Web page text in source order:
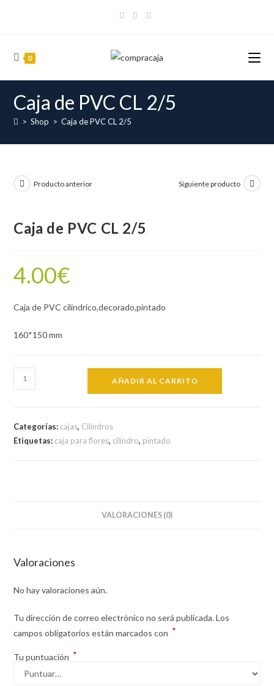
0
Caja de PVC CL 2/5
> Shop > Caja de PVC CL 2/5
Producto anterior Siguiente producto
Caja de PVC CL 2/5
4.00€
Caja de PVC cilindrico,decorado,pintado
160*150 mm
Caja
de
2/5
AÑADIR AL CARRITO
Categorías: cajas, Cilindros
Etiquetas: caja para flores, cilindro, pintado
VALORACIONES (0)
Valoraciones
No hay valoraciones aún.
Tu dirección de correo electrónico no será publicada. Los
campos obligatorios están marcados con *
Tu puntuación *